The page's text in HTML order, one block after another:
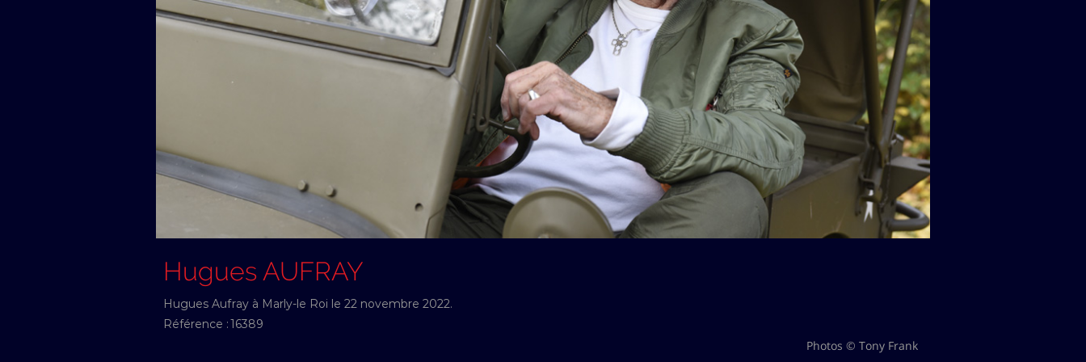
Hugues AUFRAY
Hugues Aufray à Marly-le Roi le 22 novembre 2022.
Référence :16389
Photos © Tony Frank